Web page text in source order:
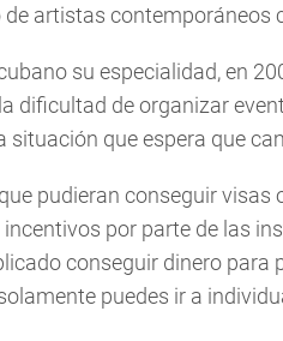
artistas contemporáneos
su especialidad, en
dificultad de organizar
situación que espera que
pudieran conseguir visas
por parte de las
conseguir dinero para
puedes ir a